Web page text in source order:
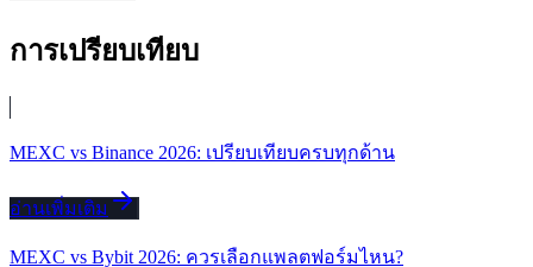
การเปรียบเทียบ
MEXC vs Binance 2026: เปรียบเทียบครบทุกด้าน
อ่านเพิ่มเติม
MEXC vs Bybit 2026: ควรเลือกแพลตฟอร์มไหน?